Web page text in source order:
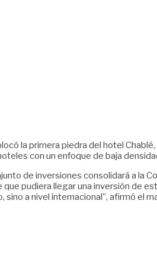
la primera piedra del hotel
con un enfoque de baja
de inversiones consolidará a la
pudiera llegar una inversión de
a nivel internacional”, afirmó el